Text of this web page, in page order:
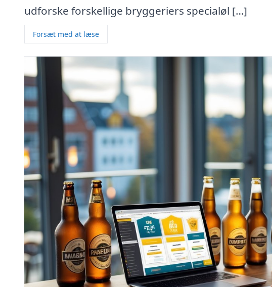
udforske forskellige bryggeriers specialøl […]
Forsæt med at læse